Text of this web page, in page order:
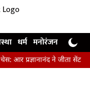
धर्म मनोरंजन खेल
ने जीता सेंट लुइस